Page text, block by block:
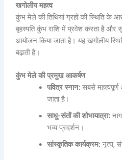
खगोलीय महत्व
कुंभ मेले की तिथियां ग्रहों की स्थिति के
बृहस्पति कुंभ राशि में प्रवेश करता है और
आयोजन किया जाता है। यह खगोलीय
बढ़ाती है।
कुंभ मेले की प्रमुख आकर्षण
पवित्र स्नान: सबसे महत्वपूर्ण
जाता है।
साधु-संतों की शोभायात्रा:
भव्य प्रदर्शन।
सांस्कृतिक कार्यक्रम: नृत्य,